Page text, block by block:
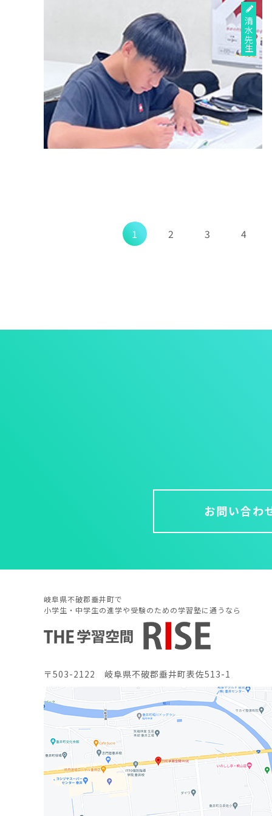
清水先生
1 2 3 4
お問い合わ
岐阜県不破郡垂井町で
小学生・中学生の進学や受験のための学習塾に通うなら
〒503-2122 岐阜県不破郡垂井町表佐513-1